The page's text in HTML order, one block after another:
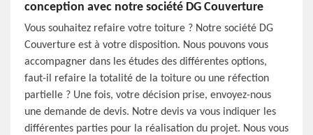
conception avec notre société DG Couverture
Vous souhaitez refaire votre toiture ? Notre société DG
Couverture est à votre disposition. Nous pouvons vous
accompagner dans les études des différentes options,
faut-il refaire la totalité de la toiture ou une réfection
partielle ? Une fois, votre décision prise, envoyez-nous
une demande de devis. Notre devis va vous indiquer les
différentes parties pour la réalisation du projet. Nous vous